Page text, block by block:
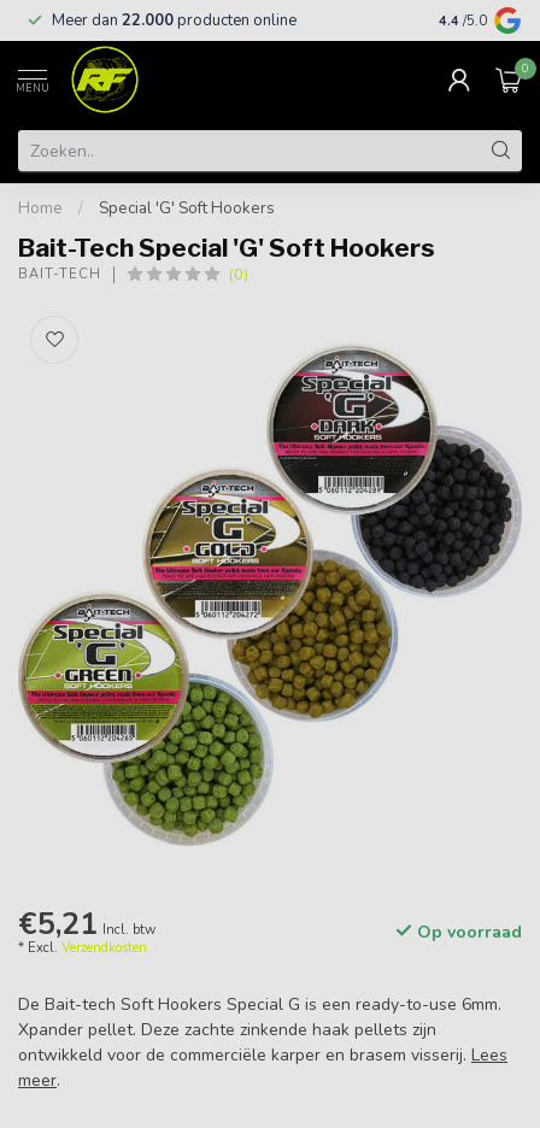
Meer dan 22.000producten online Gratis
4.4 /5.0
MENU
0
Home / Special 'G' Soft Hookers
Bait-Tech Special 'G' Soft Hookers
BAIT-TECH (0)
€5,21 Incl. btw
* Excl. Verzendkosten
Op voorraad
De Bait-tech Soft Hookers Special G is een ready-to-use 6mm.
Xpander pellet. Deze zachte zinkende haak pellets zijn
ontwikkeld voor de commerciële karper en brasem visserij. Lees
meer.